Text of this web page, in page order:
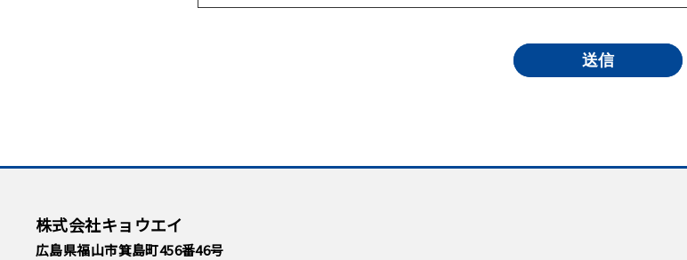
送信
株式会社キョウエイ
広島県福山市箕島町456番46号